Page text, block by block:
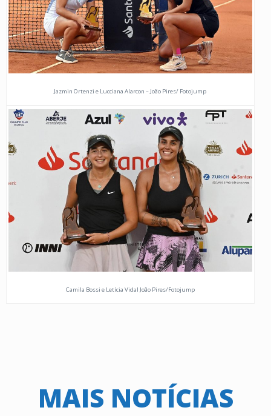
Jazmin Ortenzi e Lucciana Alarcon – João Pires/ Fotojump
Camila Bossi e Letícia Vidal João Pires/Fotojump
MAIS NOTÍCIAS